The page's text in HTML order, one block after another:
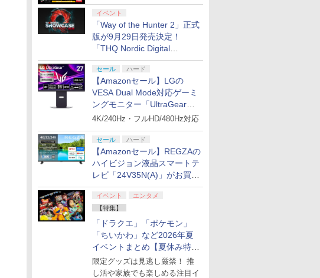
イベント
「Way of the Hunter 2」正式
版が9月29日発売決定！
「THQ Nordic Digital
Showcase 2026」まとめ
セール ハード
【Amazonセール】LGの
VESA Dual Mode対応ゲーミ
ングモニター「UltraGear
27G850A-B」がお買い得！
4K/240Hz・フルHD/480Hz対応
セール ハード
【Amazonセール】REGZAの
ハイビジョン液晶スマートテ
レビ「24V35N(A)」がお買い
得！
イベント
エンタメ
【特集】
「ドラクエ」「ポケモン」
「ちいかわ」など2026年夏
イベントまとめ【夏休み特
集】
限定グッズは見逃し厳禁！ 推
し活や家族でも楽しめる注目イ